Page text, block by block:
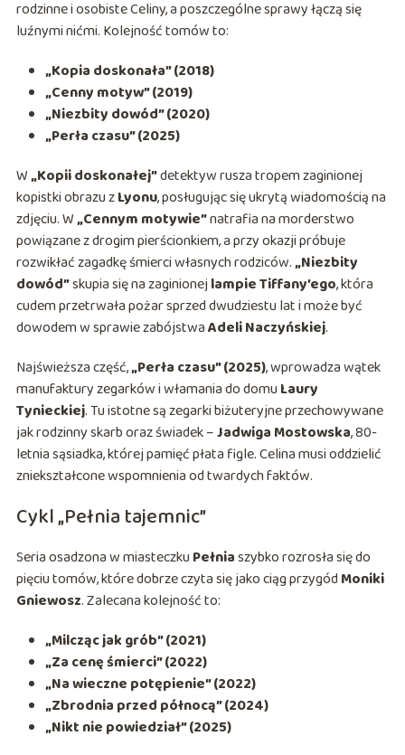
rodzinne i osobiste Celiny, a poszczególne sprawy łączą się
luźnymi nićmi. Kolejność tomów to:
„Kopia doskonała” (2018)
„Cenny motyw” (2019)
„Niezbity dowód” (2020)
„Perła czasu” (2025)
W„Kopii doskonałej”detektyw rusza tropem zaginionej
kopistki obrazu zLyonu, posługując się ukrytą wiadomością na
zdjęciu. W„Cennym motywie”natrafia na morderstwo
powiązane z drogim pierścionkiem, a przy okazji próbuje
rozwikłać zagadkę śmierci własnych rodziców.„Niezbity
dowód”skupia się na zaginionejlampie Tiffany’ego, która
cudem przetrwała pożar sprzed dwudziestu lat i może być
dowodem w sprawie zabójstwaAdeli Naczyńskiej.
Najświeższa część,„Perła czasu” (2025), wprowadza wątek
manufaktury zegarków i włamania do domuLaury
Tynieckiej. Tu istotne są zegarki biżuteryjne przechowywane
jak rodzinny skarb oraz świadek –Jadwiga Mostowska, 80-
letnia sąsiadka, której pamięć płata figle. Celina musi oddzielić
zniekształcone wspomnienia od twardych faktów.
Cykl „Pełnia tajemnic”
Seria osadzona w miasteczkuPełniaszybko rozrosła się do
pięciu tomów, które dobrze czyta się jako ciąg przygód Moniki
Gniewosz. Zalecana kolejność to:
„Milcząc jak grób” (2021)
„Za cenę śmierci” (2022)
„Na wieczne potępienie” (2022)
„Zbrodnia przed północą” (2024)
„Nikt nie powiedział” (2025)